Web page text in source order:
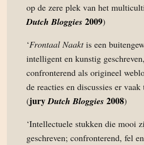
op de zere plek van het
Dutch Bloggies 2009)
‘Frontaal Naaktis een
intelligent en kunstig
confronterend als origineel
de reacties en discussies er vaak
(juryDutch Bloggies 2008)
‘Intellectuele stukken die mooi
geschreven; confronterend, fel